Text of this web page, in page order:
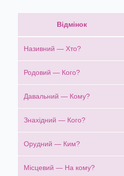
Відмінок
Називний — Хто?
Родовий — Кого?
Давальний — Кому?
Знахідний — Кого?
Орудний — Ким?
Місцевий — На кому?